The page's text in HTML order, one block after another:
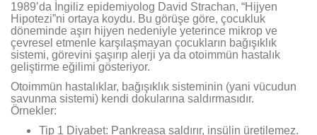
1989’da İngiliz epidemiyolog David Strachan, “Hijyen
Hipotezi”ni ortaya koydu. Bu görüşe göre, çocukluk
döneminde aşırı hijyen nedeniyle yeterince mikrop ve
çevresel etmenle karşılaşmayan çocukların bağışıklık
sistemi, görevini şaşırıp alerji ya da otoimmün hastalık
geliştirme eğilimi gösteriyor.
Otoimmün hastalıklar, bağışıklık sisteminin (yani vücudun
savunma sistemi) kendi dokularına saldırmasıdır.
Örnekler:
Tip 1 Diyabet: Pankreasa saldırır, insülin üretilemez.